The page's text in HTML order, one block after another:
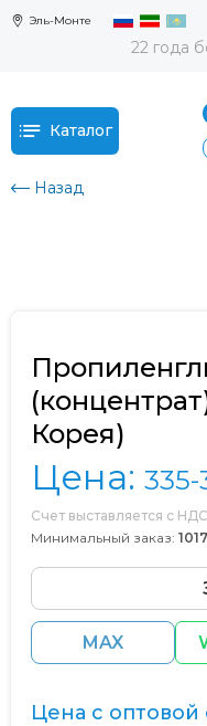
Эль-Монте
22 года
Каталог
Назад
Корея)
Цена: 335-
Счет выставляется с НДС
Минимальный заказ:
MAX
Цена с оптовой